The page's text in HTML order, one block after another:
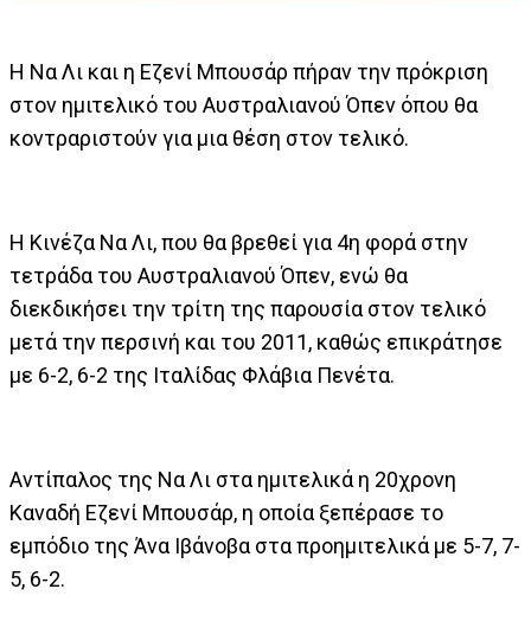
Η Να Λι και η Εζενί Μπουσάρ πήραν την πρόκριση
στον ημιτελικό του Αυστραλιανού Όπεν όπου θα
κοντραριστούν για μια θέση στον τελικό.
Η Κινέζα Να Λι, που θα βρεθεί για 4η φορά στην
τετράδα του Αυστραλιανού Όπεν, ενώ θα
διεκδικήσει την τρίτη της παρουσία στον τελικό
μετά την περσινή και του 2011, καθώς επικράτησε
με 6-2, 6-2 της Ιταλίδας Φλάβια Πενέτα.
Αντίπαλος της Να Λι στα ημιτελικά η 20χρονη
Καναδή Εζενί Μπουσάρ, η οποία ξεπέρασε το
εμπόδιο της Άνα Ιβάνοβα στα προημιτελικά με 5-7, 7-
5, 6-2.